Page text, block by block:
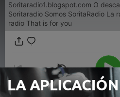
Soritaradio1.blogspot.com O
Soritaradio Somos SoritaRadio La radio que es para tì The
radio That is for you
00:00